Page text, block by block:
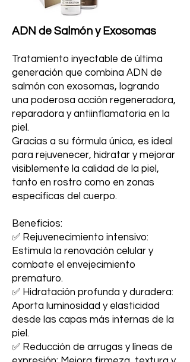
ADN de Salmón y Exosomas
Tratamiento inyectable de última
generación que combina ADN de
salmón con exosomas, logrando
una poderosa acción regeneradora,
reparadora y antiinflamatoria en la
piel.
Gracias a su fórmula única, es ideal
para rejuvenecer, hidratar y mejorar
visiblemente la calidad de la piel,
tanto en rostro como en zonas
específicas del cuerpo.
Beneficios:
✅ Rejuvenecimiento intensivo:
Estimula la renovación celular y
combate el envejecimiento
prematuro.
✅ Hidratación profunda y duradera:
Aporta luminosidad y elasticidad
desde las capas más internas de la
piel.
✅ Reducción de arrugas y líneas de